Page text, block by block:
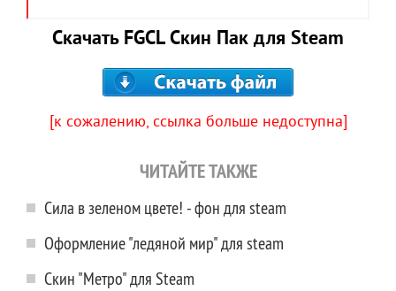
Скачать FGCL Скин Пак для Steam
[к сожалению, ссылка больше недоступна]
ЧИТАЙТЕ ТАКЖЕ
Сила в зеленом цвете! - фон для steam
Оформление "ледяной мир" для steam
Скин "Метро" для Steam